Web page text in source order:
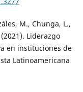
M., Chunga, L.,
Liderazgo
en instituciones de
Latinoamericana